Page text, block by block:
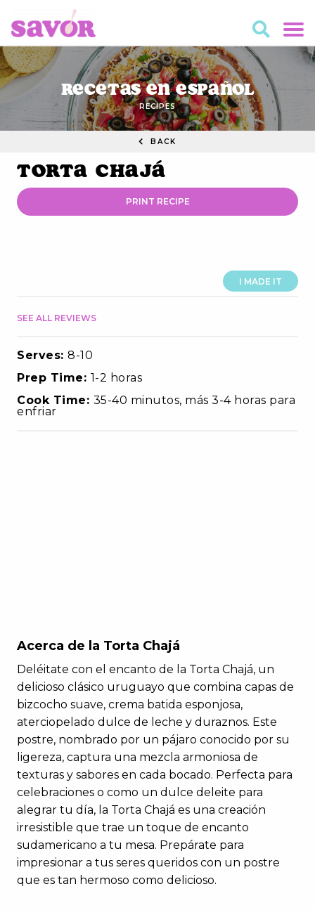
Recetas en Español
RECIPES
BACK
Torta Chajá
PRINT RECIPE
I MADE IT
SEE ALL REVIEWS
Serves: 8-10
Prep Time: 1-2 horas
Cook Time: 35-40 minutos, más 3-4 horas para
enfriar
Acerca de la Torta Chajá
Deléitate con el encanto de la Torta Chajá, un
delicioso clásico uruguayo que combina capas de
bizcocho suave, crema batida esponjosa,
aterciopelado dulce de leche y duraznos. Este
postre, nombrado por un pájaro conocido por su
ligereza, captura una mezcla armoniosa de
texturas y sabores en cada bocado. Perfecta para
celebraciones o como un dulce deleite para
alegrar tu día, la Torta Chajá es una creación
irresistible que trae un toque de encanto
sudamericano a tu mesa. Prepárate para
impresionar a tus seres queridos con un postre
que es tan hermoso como delicioso.